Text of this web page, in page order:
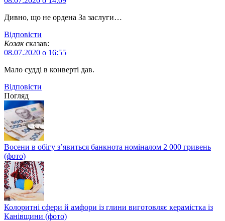
Дивно, що не ордена За заслуги…
Відповіcти
Козак сказав:
08.07.2020 о 16:55
Мало судді в конверті дав.
Відповіcти
Погляд
Восени в обігу з’явиться банкнота номіналом 2 000 гривень
(фото)
Колоритні сфери й амфори із глини виготовляє керамістка із
Канівщини (фото)